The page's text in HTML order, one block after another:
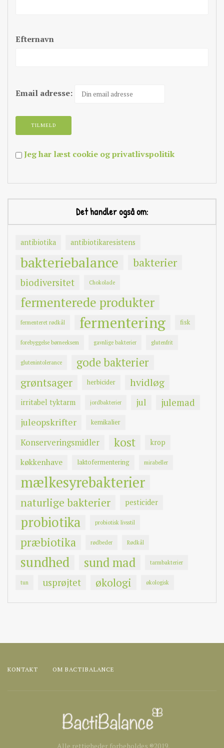
Efternavn
Email adresse:
Jeg har læst cookie og privatlivspolitik
Det handler også om:
antibiotika antibiotikaresistens
bakteriebalance bakterier
biodiversitet Chokolade
fermenterede produkter
fermenteret rødkål fermentering fisk
forebyggelse børneeksem gavnlige bakterier glutenfrit
glutenintolerance gode bakterier
grøntsager herbicider hvidløg
irritabel tyktarm jordbakterier jul julemad
juleopskrifter kemikalier
Konserveringsmidler kost krop
køkkenhave laktofermentering mirabeller
mælkesyrebakterier
naturlige bakterier pesticider
probiotika probiotisk livsstil
præbiotika rødbeder Rødkål
sundhed sund mad tarmbakterier
tun usprøjtet økologi økologisk
KONTAKT OM BACTIBALANCE
Alle rettigheder forbeholdes ®2019,